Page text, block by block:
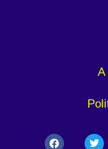
A